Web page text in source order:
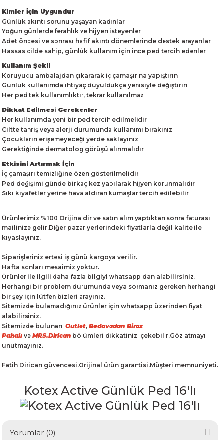
Kimler İçin Uygundur
Günlük akıntı sorunu yaşayan kadınlar
Yoğun günlerde ferahlık ve hijyen isteyenler
Adet öncesi ve sonrası hafif akıntı dönemlerinde destek arayanlar
Hassas cilde sahip, günlük kullanım için ince ped tercih edenler
Kullanım Şekli
Koruyucu ambalajdan çıkararak iç çamaşırına yapıştırın
Günlük kullanımda ihtiyaç duyuldukça yenisiyle değiştirin
Her ped tek kullanımlıktır, tekrar kullanılmaz
Dikkat Edilmesi Gerekenler
Her kullanımda yeni bir ped tercih edilmelidir
Ciltte tahriş veya alerji durumunda kullanımı bırakınız
Çocukların erişemeyeceği yerde saklayınız
Gerektiğinde dermatolog görüşü alınmalıdır
Etkisini Artırmak İçin
İç çamaşırı temizliğine özen gösterilmelidir
Ped değişimi günde birkaç kez yapılarak hijyen korunmalıdır
Sıkı kıyafetler yerine hava aldıran kumaşlar tercih edilebilir
Ürünlerimiz %100 Orijinaldir ve satın alım yaptıktan sonra faturası
mailinize gelir.Diğer pazar yerlerindeki fiyatlarla değil kalite ile
kıyaslayınız.
Siparişleriniz ertesi iş günü kargoya verilir.
Hafta sonları mesaimiz yoktur.
Ürünler ile ilgili daha fazla bilgiyi whatsapp dan alabilirsiniz.
Herhangi bir problem durumunda veya sormanız gereken herhangi
bir şey için lütfen bizleri arayınız.
Sitemizde bulamadığınız ürünler için whatsapp üzerinden fiyat
alabilirsiniz.
Sitemizde bulunan Outlet, Bedavadan Biraz
Pahalı ve MRS.Dirican bölümleri dikkatinizi çekebilir.Göz atmayı
unutmayınız.
Fatih Dirican güvencesi.Orijinal ürün garantisi.Müşteri memnuniyeti.
Kotex Active Günlük Ped 16'lı
Yorumlar (0)